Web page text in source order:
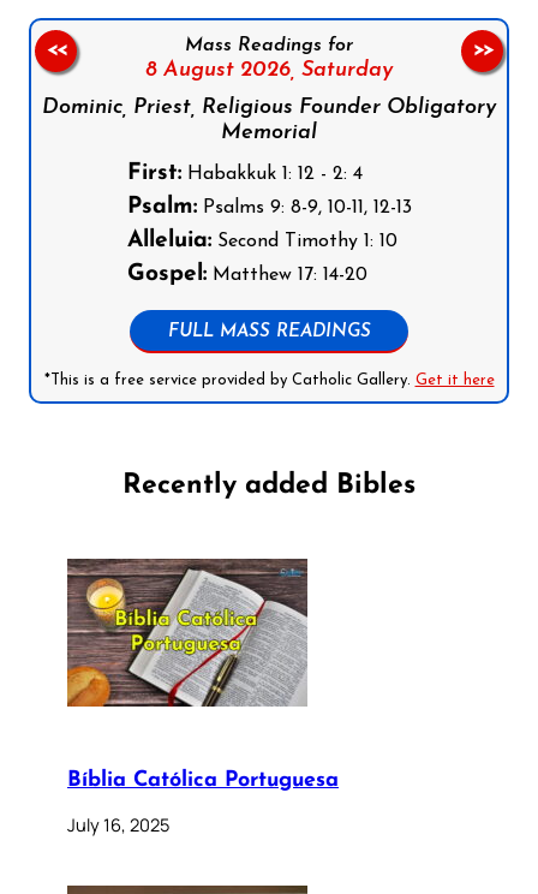
Mass Readings for
8 August 2026, Saturday
Dominic, Priest, Religious Founder Obligatory
Memorial
First:Habakkuk 1: 12 - 2: 4
Psalm:Psalms 9: 8-9, 10-11, 12-13
Alleluia:Second Timothy 1: 10
Gospel:Matthew 17: 14-20
FULL MASS READINGS
*This is a free service provided by Catholic Gallery. Get it here
<< >>
Recently added Bibles
Bíblia Católica Portuguesa
July 16, 2025